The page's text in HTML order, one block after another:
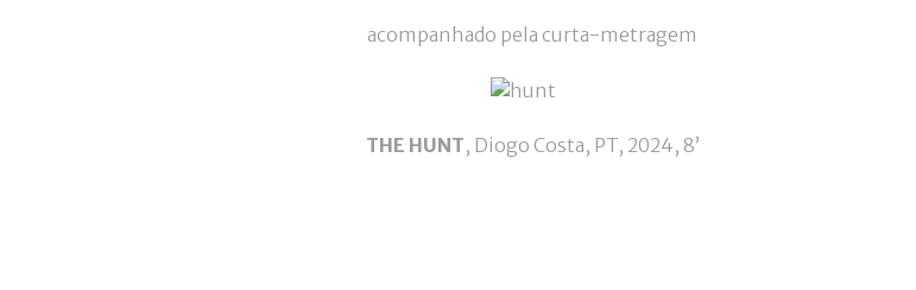
acompanhado pela curta-metragem
THE HUNT, Diogo Costa, PT, 2024, 8’